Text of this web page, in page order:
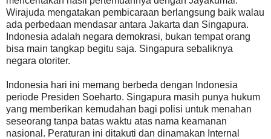
Wirajuda mengatakan pembicaraan berlangsung baik walau
ada perbedaan mendasar antara Jakarta dan Singapura.
Indonesia adalah negara demokrasi, bukan tempat orang
bisa main tangkap begitu saja. Singapura sebaliknya
negara otoriter.
Indonesia hari ini memang berbeda dengan Indonesia
periode Presiden Soeharto. Singapura masih punya hukum
yang memberikan kemudahan bagi polisi untuk menahan
seseorang tanpa batas waktu atas nama keamanan
nasional. Peraturan ini ditakuti dan dinamakan Internal